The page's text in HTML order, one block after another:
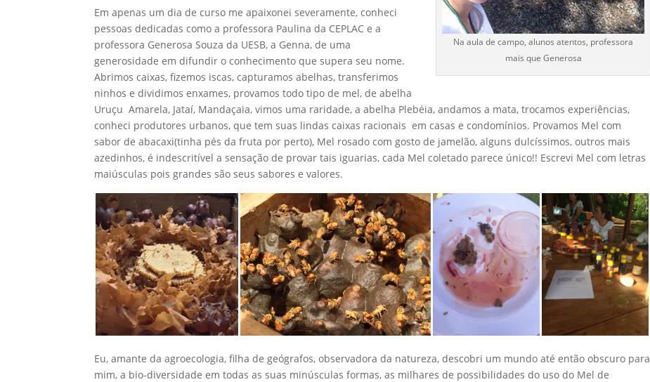
Na aula de campo, alunos atentos, professora
mais que Generosa
Em apenas um dia de curso me apaixonei severamente, conheci
pessoas dedicadas como a professora Paulina da CEPLAC e a
professora Generosa Souza da UESB, a Genna, de uma
generosidade em difundir o conhecimento que supera seu nome.
Abrimos caixas, fizemos iscas, capturamos abelhas, transferimos
ninhos e dividimos enxames, provamos todo tipo de mel, de abelha
Uruçu Amarela, Jataí, Mandaçaia, vimos uma raridade, a abelha Plebéia, andamos a mata, trocamos experiências,
conheci produtores urbanos, que tem suas lindas caixas racionais em casas e condomínios. Provamos Mel com
sabor de abacaxi(tinha pés da fruta por perto), Mel rosado com gosto de jamelão, alguns dulcíssimos, outros mais
azedinhos, é indescritível a sensação de provar tais iguarias, cada Mel coletado parece único!! Escrevi Mel com letras
maiúsculas pois grandes são seus sabores e valores.
Eu, amante da agroecologia, filha de geógrafos, observadora da natureza, descobri um mundo até então obscuro para
mim, a bio-diversidade em todas as suas minúsculas formas, as milhares de possibilidades do uso do Mel de